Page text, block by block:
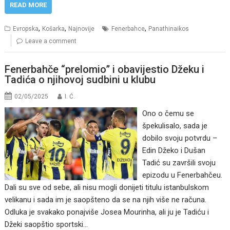
READ MORE
Evropska, Košarka, Najnovije Fenerbahce, Panathinaikos
Leave a comment
Fenerbahče “prelomio” i obavijestio Džeku i
Tadića o njihovoj sudbini u klubu
02/05/2025 I. Ć.
Ono o čemu se
špekulisalo, sada je
dobilo svoju potvrdu –
Edin Džeko i Dušan
Tadić su završili svoju
epizodu u Fenerbahčeu.
Dali su sve od sebe, ali nisu mogli donijeti titulu istanbulskom
velikanu i sada im je saopšteno da se na njih više ne računa.
Odluka je svakako ponajviše Josea Mourinha, ali ju je Tadiću i
Džeki saopštio sportski…